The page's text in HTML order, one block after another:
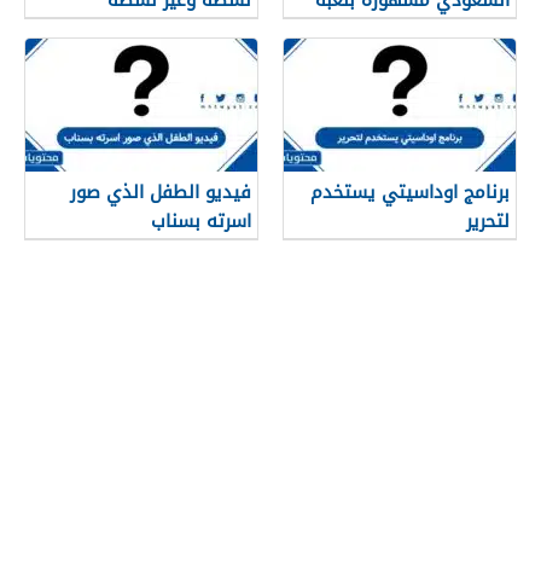
برنامج اوداسيتي يستخدم
لتحرير
فيديو الطفل الذي صور
اسرته بسناب